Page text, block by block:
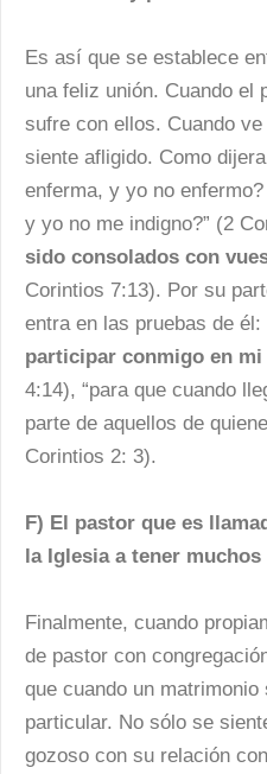
Es así que se establece
una feliz unión. Cuando el
sufre con ellos. Cuando
siente afligido. Como
enferma, y yo no
y yo no me indigno?” (2
sido consolados con
Corintios 7:13). Por su
entra en las pruebas de él:
participar conmigo en
4:14), “para que cuando
parte de aquellos de
Corintios 2: 3).
F) El pastor que es
la Iglesia a tener
Finalmente, cuando
de pastor con
que cuando un
particular. No sólo se
gozoso con su relación